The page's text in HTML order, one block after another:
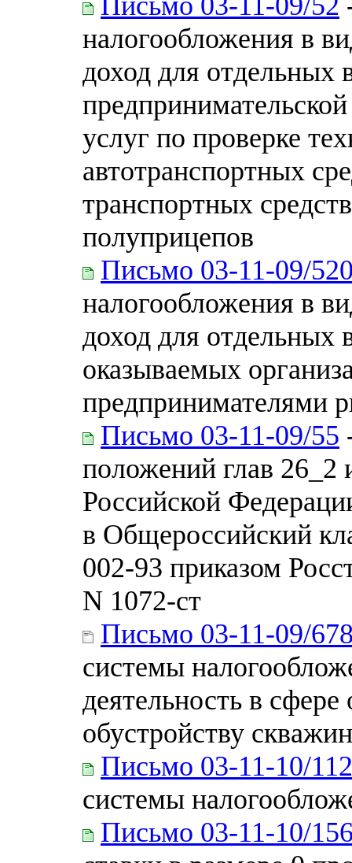
налогообложения в
доход для отдельных
услуг по проверке
автотранспортных
транспортных
полуприцепов
Письмо 03-11-09/
налогообложения в
доход для отдельных
оказываемых
предпринимателями
Письмо 03-11-09/55
положений глав 26_2
Российской
в Общероссийский
002-93 приказом
N 1072-ст
Письмо 03-11-09/
системы
деятельность в
обустройству
Письмо 03-11-10/
системы
Письмо 03-11-10/